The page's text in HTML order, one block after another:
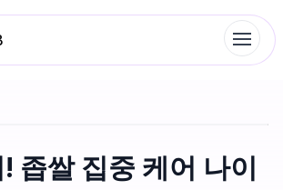
좁쌀 집중 케어 나이